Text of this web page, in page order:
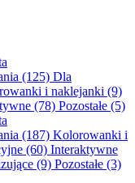
(125) Dla
i naklejanki (9)
(78) Pozostałe (5)
(187) Kolorowanki i
(60) Interaktywne
(9) Pozostałe (3)